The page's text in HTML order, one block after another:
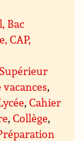
Bac
CAP,
,
,Cahier
,Collège,